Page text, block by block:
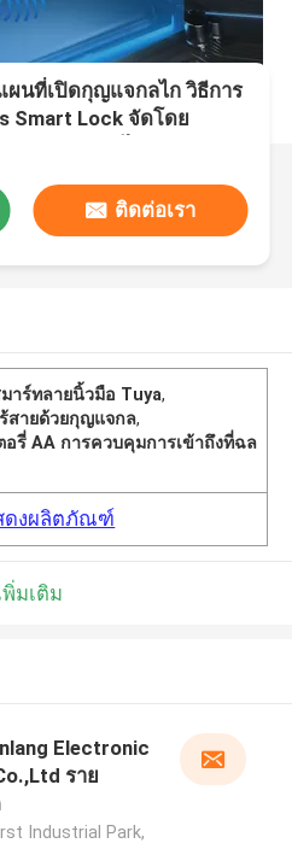
นที่เปิดกุญแจกลไก วิธีการ
Smart Lock จัดโดย
ติดต่อเรา
าร์ทลายนิ้วมือ Tuya,
สายด้วยกุญแจกล,
อรี่ AA การควบคุมการเข้าถึงที่ฉล
ดงผลิตภัณฑ์
พิ่มเติม
Electronic
ราย
Industrial Park,